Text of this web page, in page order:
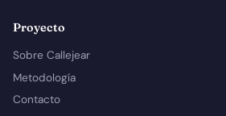
Proyecto
Sobre Callejear
Metodología
Contacto